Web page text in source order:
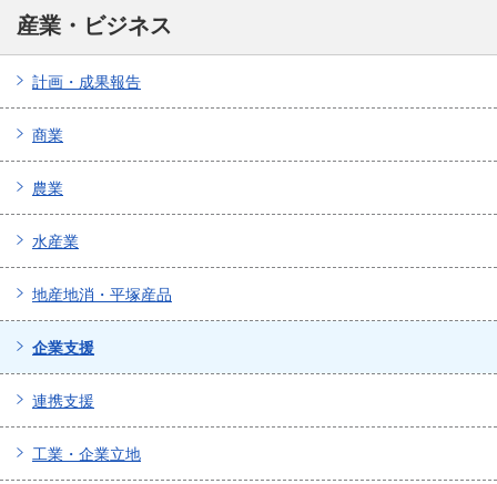
産業・ビジネス
計画・成果報告
商業
農業
水産業
地産地消・平塚産品
企業支援
連携支援
工業・企業立地